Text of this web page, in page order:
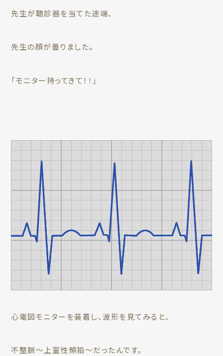
先生が聴診器を当てた途端、
先生の顔が曇りました。
「モニター持ってきて！！」
心電図モニターを装着し、波形を見てみると、
不整脈～上室性頻拍～だったんです。